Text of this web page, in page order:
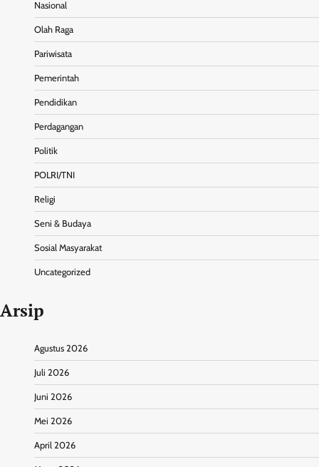
Nasional
Olah Raga
Pariwisata
Pemerintah
Pendidikan
Perdagangan
Politik
POLRI/TNI
Religi
Seni & Budaya
Sosial Masyarakat
Uncategorized
Arsip
Agustus 2026
Juli 2026
Juni 2026
Mei 2026
April 2026